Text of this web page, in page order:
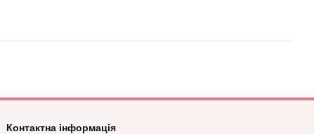
Контактна інформація